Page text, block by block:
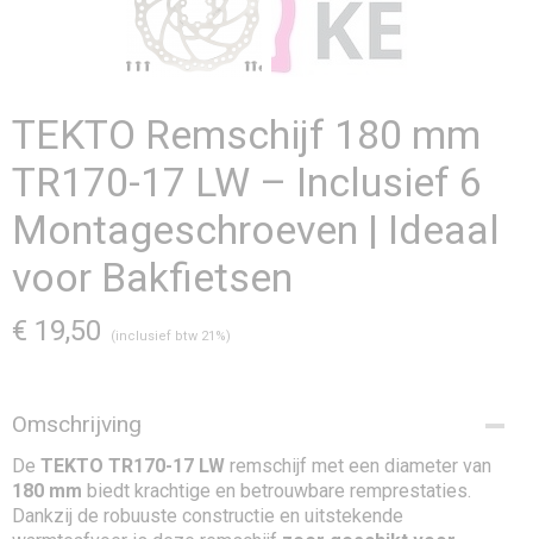
TEKTO Remschijf 180 mm
TR170-17 LW – Inclusief 6
Montageschroeven | Ideaal
voor Bakfietsen
€ 19,50 (inclusief btw 21%)
Omschrijving
De TEKTO TR170-17 LW remschijf met een diameter van
180 mm biedt krachtige en betrouwbare remprestaties.
Dankzij de robuuste constructie en uitstekende